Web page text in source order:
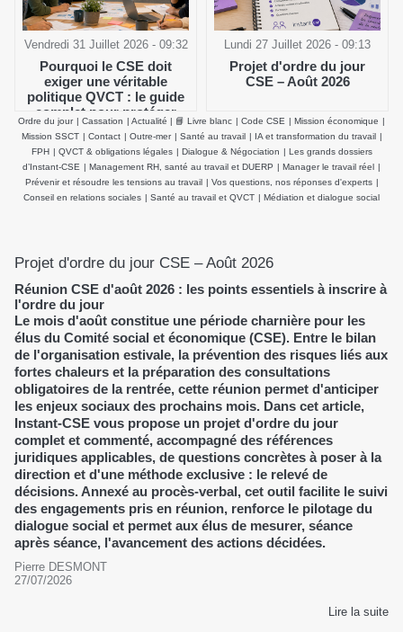
Vendredi 31 Juillet 2026 - 09:32
Pourquoi le CSE doit
exiger une véritable
politique QVCT : le guide
complet pour protéger
durablement la santé
physique et mentale des
salariés
Lundi 27 Juillet 2026 - 09:13
Projet d'ordre du jour
CSE – Août 2026
Ordre du jour | Cassation | Actualité | 📘 Livre blanc | Code CSE | Mission économique |
Mission SSCT | Contact | Outre-mer | Santé au travail | IA et transformation du travail |
FPH | QVCT & obligations légales | Dialogue & Négociation | Les grands dossiers
d’Instant-CSE | Management RH, santé au travail et DUERP | Manager le travail réel |
Prévenir et résoudre les tensions au travail | Vos questions, nos réponses d'experts |
Conseil en relations sociales | Santé au travail et QVCT | Médiation et dialogue social
Projet d'ordre du jour CSE – Août 2026
Réunion CSE d'août 2026 : les points essentiels à inscrire à
l'ordre du jour
Le mois d'août constitue une période charnière pour les
élus du Comité social et économique (CSE). Entre le bilan
de l'organisation estivale, la prévention des risques liés aux
fortes chaleurs et la préparation des consultations
obligatoires de la rentrée, cette réunion permet d'anticiper
les enjeux sociaux des prochains mois. Dans cet article,
Instant-CSE vous propose un projet d'ordre du jour
complet et commenté, accompagné des références
juridiques applicables, de questions concrètes à poser à la
direction et d'une méthode exclusive : le relevé de
décisions. Annexé au procès-verbal, cet outil facilite le suivi
des engagements pris en réunion, renforce le pilotage du
dialogue social et permet aux élus de mesurer, séance
après séance, l'avancement des actions décidées.
Pierre DESMONT
27/07/2026
Lire la suite